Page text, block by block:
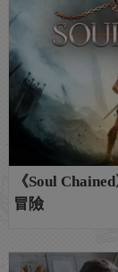
《Soul
冒險